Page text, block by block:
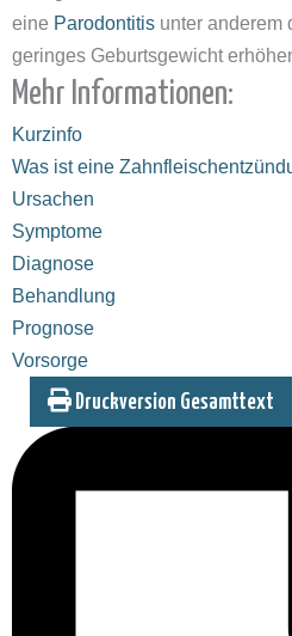
eine Parodontitis unter anderem
geringes Geburtsgewicht
Mehr Informationen:
Kurzinfo
Was ist eine
Ursachen
Symptome
Diagnose
Behandlung
Prognose
Vorsorge
Druckversion Gesamttext